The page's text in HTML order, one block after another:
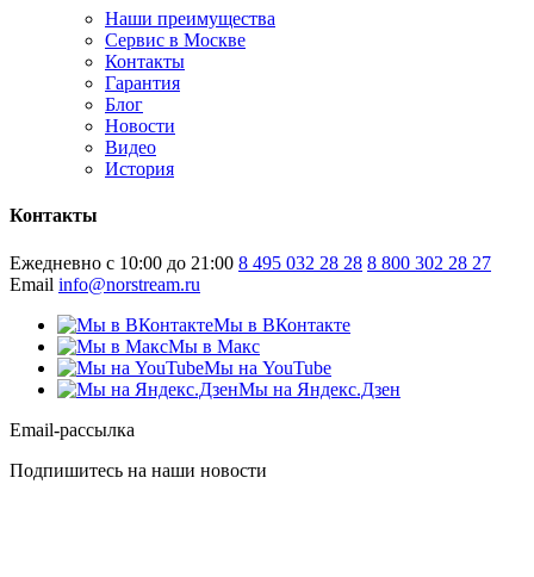
Наши преимущества
Сервис в Москве
Контакты
Гарантия
Блог
Новости
Видео
История
Контакты
Ежедневно с 10:00 до 21:00 8 495 032 28 28 8 800 302 28 27
Email info@norstream.ru
Мы в ВКонтакте
Мы в Макс
Мы на YouTube
Мы на Яндекс.Дзен
Email-рассылка
Подпишитесь на наши новости